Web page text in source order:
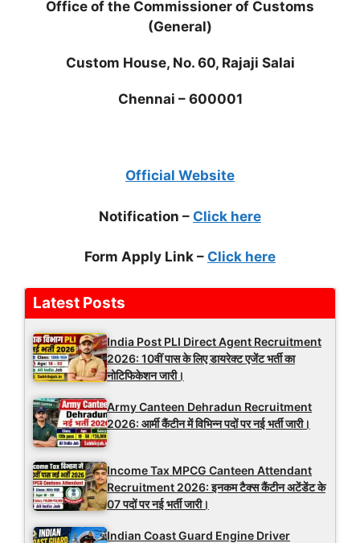
Office of the Commissioner of Customs
(General)
Custom House, No. 60, Rajaji Salai
Chennai – 600001
Official Website
Notification – Click here
Form Apply Link – Click here
Latest Posts
India Post PLI Direct Agent Recruitment
2026: 10वीं पास के लिए डायरेक्ट एजेंट भर्ती का
नोटिफिकेशन जारी।
Army Canteen Dehradun Recruitment
2026: आर्मी कैंटीन में विभिन्न पदों पर नई भर्ती जारी।
Income Tax MPCG Canteen Attendant
Recruitment 2026: इनकम टैक्स कैंटीन अटेंडेंट के
07 पदों पर नई भर्ती जारी।
Indian Coast Guard Engine Driver